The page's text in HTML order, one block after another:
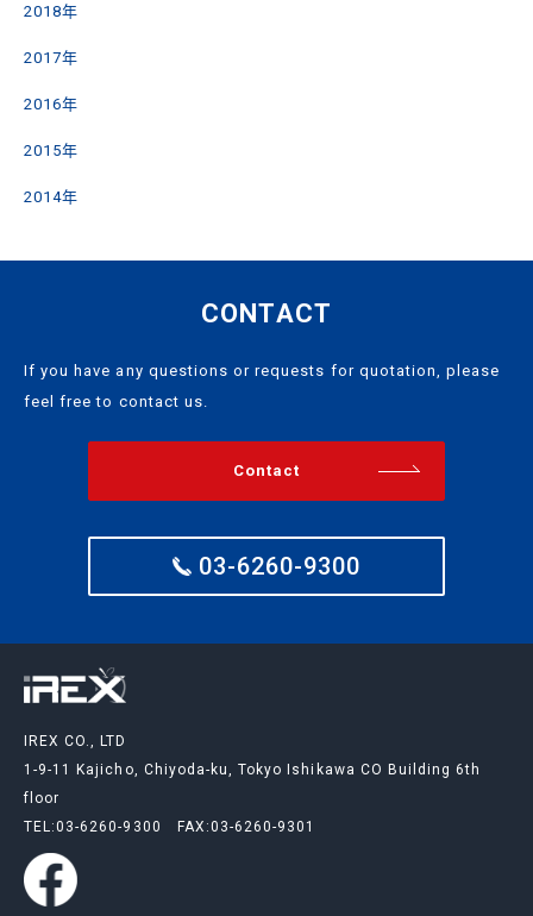
2018年
2017年
2016年
2015年
2014年
CONTACT
If you have any questions or requests for quotation, please
feel free to contact us.
Contact
03-6260-9300
IREX CO., LTD
1-9-11 Kajicho, Chiyoda-ku, Tokyo Ishikawa CO Building 6th
floor
TEL:03-6260-9300
FAX:03-6260-9301